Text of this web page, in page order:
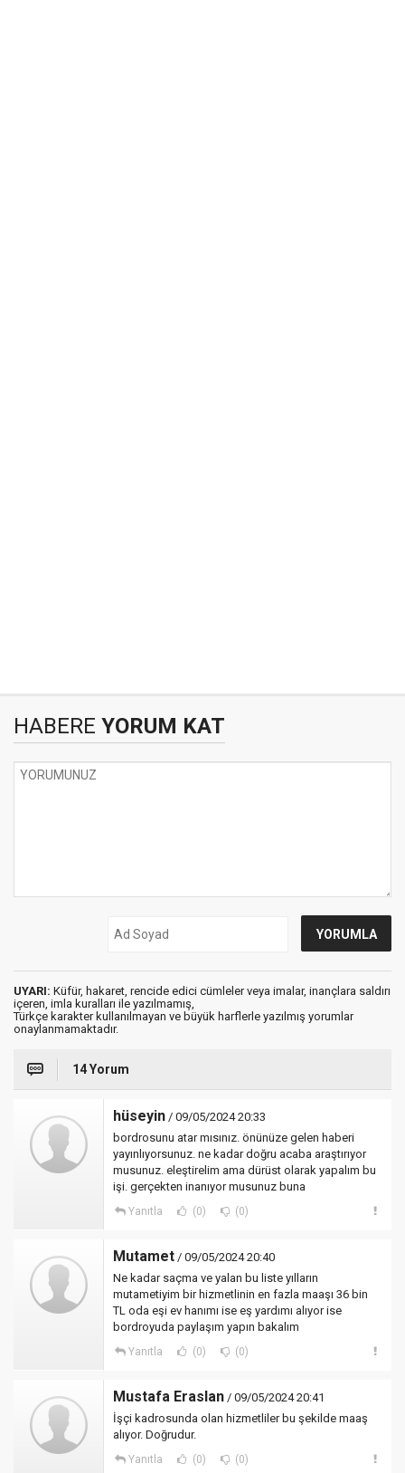
HABERE YORUM KAT
UYARI: Küfür, hakaret, rencide edici cümleler veya imalar, inançlara saldırı
içeren, imla kuralları ile yazılmamış,
Türkçe karakter kullanılmayan ve büyük harflerle yazılmış yorumlar
onaylanmamaktadır.
14 Yorum
hüseyin / 09/05/2024 20:33
bordrosunu atar mısınız. önünüze gelen haberi
yayınlıyorsunuz. ne kadar doğru acaba araştırıyor
musunuz. eleştirelim ama dürüst olarak yapalım bu
işi. gerçekten inanıyor musunuz buna
Yanıtla (0) (0)
Mutamet / 09/05/2024 20:40
Ne kadar saçma ve yalan bu liste yılların
mutametiyim bir hizmetlinin en fazla maaşı 36 bin
TL oda eşi ev hanımı ise eş yardımı alıyor ise
bordroyuda paylaşım yapın bakalım
Yanıtla (0) (0)
Mustafa Eraslan / 09/05/2024 20:41
İşçi kadrosunda olan hizmetliler bu şekilde maaş
alıyor. Doğrudur.
Yanıtla (0) (0)